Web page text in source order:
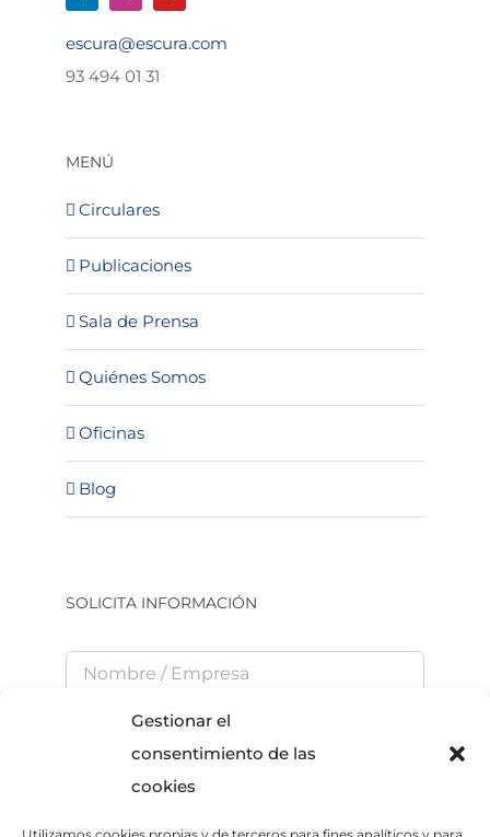
Gestionar el
consentimiento de las
cookies
escura@escura.com
93 494 01 31
MENÚ
Circulares
Publicaciones
Sala de Prensa
Quiénes Somos
Oficinas
Blog
SOLICITA INFORMACIÓN